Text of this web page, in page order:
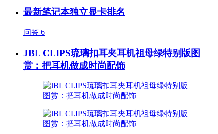
最新笔记本独立显卡排名
问答 6
JBL CLIPS琉璃扣耳夹耳机祖母绿特别版图
赏：把耳机做成时尚配饰